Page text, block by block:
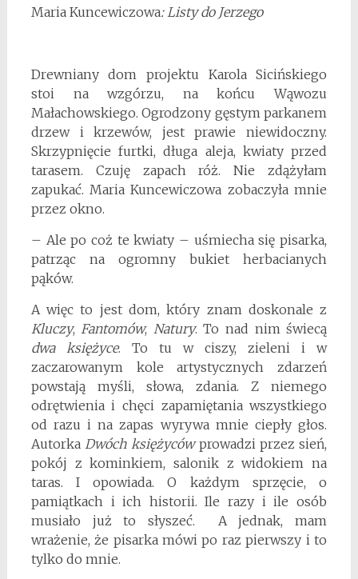
Maria Kuncewiczowa: Listy do Jerzego
Drewniany dom projektu Karola Sicińskiego
stoi na wzgórzu, na końcu Wąwozu
Małachowskiego. Ogrodzony gęstym parkanem
drzew i krzewów, jest prawie niewidoczny.
Skrzypnięcie furtki, długa aleja, kwiaty przed
tarasem. Czuję zapach róż. Nie zdążyłam
zapukać. Maria Kuncewiczowa zobaczyła mnie
przez okno.
– Ale po coż te kwiaty – uśmiecha się pisarka,
patrząc na ogromny bukiet herbacianych
pąków.
A więc to jest dom, który znam doskonale z
Kluczy, Fantomów, Natury. To nad nim świecą
dwa księżyce. To tu w ciszy, zieleni i w
zaczarowanym kole artystycznych zdarzeń
powstają myśli, słowa, zdania. Z niemego
odrętwienia i chęci zapamiętania wszystkiego
od razu i na zapas wyrywa mnie ciepły głos.
Autorka Dwóch księżycówprowadzi przez sień,
pokój z kominkiem, salonik z widokiem na
taras. I opowiada. O każdym sprzęcie, o
pamiątkach i ich historii. Ile razy i ile osób
musiało już to słyszeć. A jednak, mam
wrażenie, że pisarka mówi po raz pierwszy i to
tylko do mnie.